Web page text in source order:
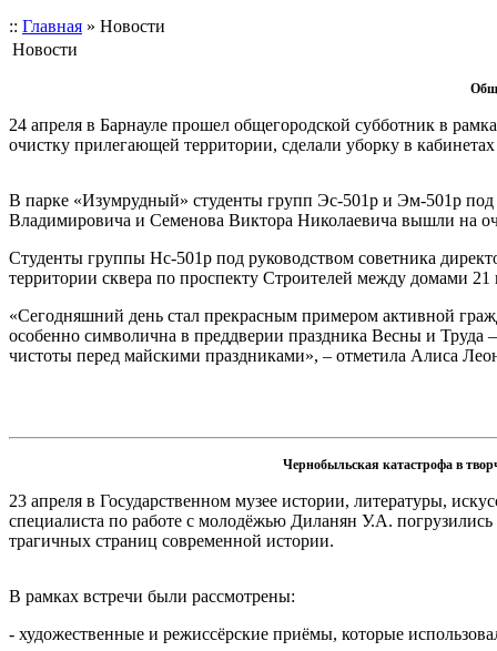
:: Главная » Новости
Новости
24 апреля в Барнауле прошел общегородской субботник в
очистку прилегающей территории, сделали уборку в
В парке «Изумрудный» студенты групп Эс-501р и Эм-501р под
Владимировича и Семенова Виктора Николаевича вышли на
Студенты группы Нс-501р под руководством советника
территории сквера по проспекту Строителей между домами 21
«Сегодняшний день стал прекрасным примером активной
особенно символична в преддверии праздника Весны и
чистоты перед майскими праздниками», – отметила Алиса
Чернобыльская катастрофа в
23 апреля в Государственном музее истории, литературы,
специалиста по работе с молодёжью Диланян У.А.
трагичных страниц современной истории.
В рамках встречи были рассмотрены:
- художественные и режиссёрские приёмы, которые